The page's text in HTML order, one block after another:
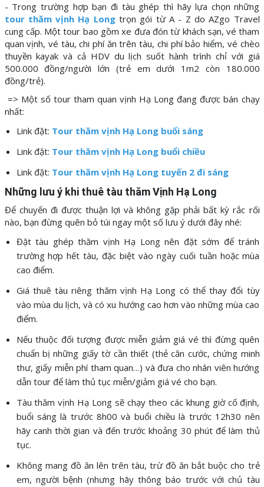
- Trong trường hợp bạn đi tàu ghép thì hãy lựa chọn những
tour thăm vịnh Hạ Longtrọn gói từ A - Z do AZgo Travel
cung cấp. Một tour bao gồm xe đưa đón từ khách sạn, vé tham
quan vịnh, vé tàu, chi phí ăn trên tàu, chi phí bảo hiểm, vé chèo
thuyền kayak và cả HDV du lịch suốt hành trình chỉ với giá
500.000 đồng/người lớn (trẻ em dưới 1m2 còn 180.000
đồng/trẻ).
=> Một số tour tham quan vịnh Hạ Long đang được bán chạy
nhất:
Link đặt: Tour thăm vịnh Hạ Long buổi sáng
Link đặt: Tour thăm vịnh Hạ Long buổi chiều
Link đặt: Tour thăm vịnh Hạ Long tuyến 2 đi sáng
Những lưu ý khi thuê tàu thăm Vịnh Hạ Long
Để chuyến đi được thuận lợi và không gặp phải bất kỳ rắc rối
nào, bạn đừng quên bỏ túi ngay một số lưu ý dưới đây nhé:
Đặt tàu ghép thăm vịnh Hạ Long nên đặt sớm để tránh
trường hợp hết tàu, đặc biệt vào ngày cuối tuần hoặc mùa
cao điểm.
Giá thuê tàu riêng thăm vịnh Hạ Long có thể thay đổi tùy
vào mùa du lịch, và có xu hướng cao hơn vào những mùa cao
điểm.
Nếu thuộc đối tượng được miễn giảm giá vé thì đừng quên
chuẩn bị những giấy tờ cần thiết (thẻ căn cước, chứng minh
thư, giấy miễn phí tham quan…) và đưa cho nhân viên hướng
dẫn tour để làm thủ tục miễn/giảm giá vé cho bạn.
Tàu thăm vịnh Hạ Long sẽ chạy theo các khung giờ cố định,
buổi sáng là trước 8h00 và buổi chiều là trước 12h30 nên
hãy canh thời gian và đến trước khoảng 30 phút để làm thủ
tục.
Không mang đồ ăn lên trên tàu, trừ đồ ăn bắt buộc cho trẻ
em, người bệnh (nhưng hãy thông báo trước với chủ tàu